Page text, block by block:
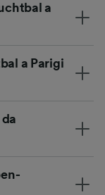
a
a Parigi